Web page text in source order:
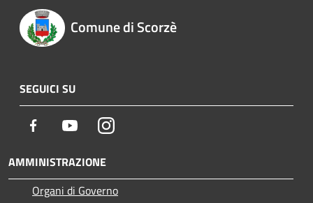
Comune di Scorzè
SEGUICI SU
Facebook YoutubeInstagram
AMMINISTRAZIONE
Organi di Governo